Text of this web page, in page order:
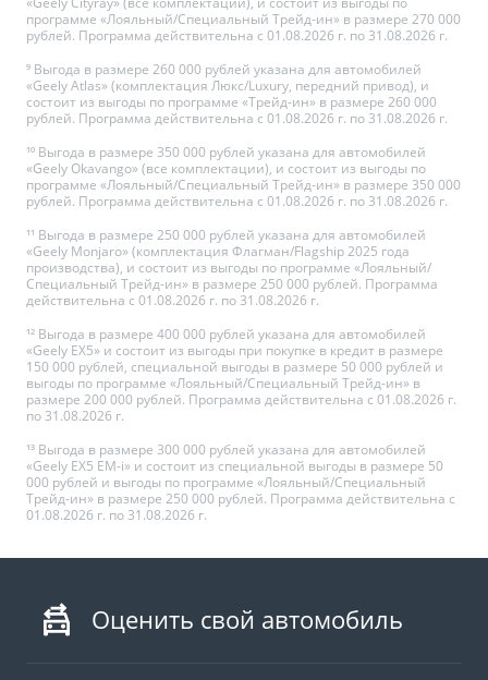
программе «Лояльный/Специальный Трейд-ин» в размере 270 000
рублей. Программа действительна с 01.08.2026 г. по 31.08.2026 г.
⁹ Выгода в размере 260 000 рублей указана для автомобилей
«Geely Atlas» (комплектация Люкс/Luxury, передний привод), и
состоит из выгоды по программе «Трейд-ин» в размере 260 000
рублей. Программа действительна с 01.08.2026 г. по 31.08.2026 г.
¹⁰ Выгода в размере 350 000 рублей указана для автомобилей
«Geely Okavango» (все комплектации), и состоит из выгоды по
программе «Лояльный/Специальный Трейд-ин» в размере 350 000
рублей. Программа действительна с 01.08.2026 г. по 31.08.2026 г.
¹¹ Выгода в размере 250 000 рублей указана для автомобилей
«Geely Monjaro» (комплектация Флагман/Flagship 2025 года
производства), и состоит из выгоды по программе «Лояльный/
Специальный Трейд-ин» в размере 250 000 рублей. Программа
действительна с 01.08.2026 г. по 31.08.2026 г.
¹² Выгода в размере 400 000 рублей указана для автомобилей
«Geely EX5» и состоит из выгоды при покупке в кредит в размере
150 000 рублей, специальной выгоды в размере 50 000 рублей и
выгоды по программе «Лояльный/Специальный Трейд-ин» в
размере 200 000 рублей. Программа действительна с 01.08.2026 г.
по 31.08.2026 г.
¹³ Выгода в размере 300 000 рублей указана для автомобилей
«Geely EX5 EM-i» и состоит из специальной выгоды в размере 50
000 рублей и выгоды по программе «Лояльный/Специальный
Трейд-ин» в размере 250 000 рублей. Программа действительна с
01.08.2026 г. по 31.08.2026 г.
Оценить свой автомобиль